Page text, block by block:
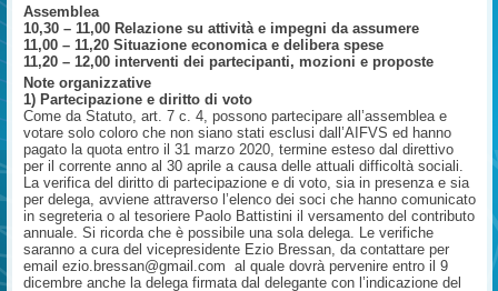
Assemblea
10,30 – 11,00 Relazione su attività e impegni da assumere
11,00 – 11,20 Situazione economica e delibera spese
11,20 – 12,00 interventi dei partecipanti, mozioni e proposte
Note organizzative
1) Partecipazione e diritto di voto
Come da Statuto, art. 7 c. 4, possono partecipare all’assemblea e
votare solo coloro che non siano stati esclusi dall’AIFVS ed hanno
pagato la quota entro il 31 marzo 2020, termine esteso dal direttivo
per il corrente anno al 30 aprile a causa delle attuali difficoltà sociali.
La verifica del diritto di partecipazione e di voto, sia in presenza e sia
per delega, avviene attraverso l’elenco dei soci che hanno comunicato
in segreteria o al tesoriere Paolo Battistini il versamento del contributo
annuale. Si ricorda che è possibile una sola delega. Le verifiche
saranno a cura del vicepresidente Ezio Bressan, da contattare per
email ezio.bressan@gmail.com al quale dovrà pervenire entro il 9
dicembre anche la delega firmata dal delegante con l’indicazione del